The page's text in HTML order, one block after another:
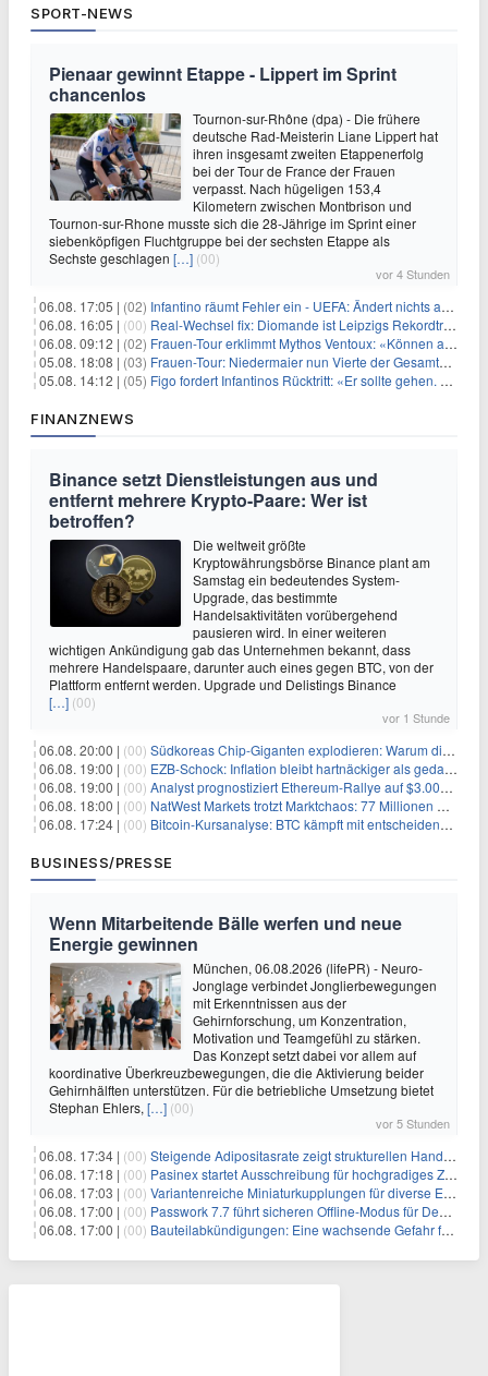
SPORT-NEWS
Pienaar gewinnt Etappe - Lippert im Sprint
chancenlos
Tournon-sur-Rhône (dpa) - Die frühere
deutsche Rad-Meisterin Liane Lippert hat
ihren insgesamt zweiten Etappenerfolg
bei der Tour de France der Frauen
verpasst. Nach hügeligen 153,4
Kilometern zwischen Montbrison und
Tournon-sur-Rhone musste sich die 28-Jährige im Sprint einer
siebenköpfigen Fluchtgruppe bei der sechsten Etappe als
Sechste geschlagen […] (00)
vor 4 Stunden
06.08. 17:05 | (02) Infantino räumt Fehler ein - UEFA: Ändert nichts an Boykott
06.08. 16:05 | (00) Real-Wechsel fix: Diomande ist Leipzigs Rekordtransfer
06.08. 09:12 | (02) Frauen-Tour erklimmt Mythos Ventoux: «Können alles schaffen»
05.08. 18:08 | (03) Frauen-Tour: Niedermaier nun Vierte der Gesamtwertung
05.08. 14:12 | (05) Figo fordert Infantinos Rücktritt: «Er sollte gehen. Jetzt»
FINANZNEWS
Binance setzt Dienstleistungen aus und
entfernt mehrere Krypto-Paare: Wer ist
betroffen?
Die weltweit größte
Kryptowährungsbörse Binance plant am
Samstag ein bedeutendes System-
Upgrade, das bestimmte
Handelsaktivitäten vorübergehend
pausieren wird. In einer weiteren
wichtigen Ankündigung gab das Unternehmen bekannt, dass
mehrere Handelspaare, darunter auch eines gegen BTC, von der
Plattform entfernt werden. Upgrade und Delistings Binance
[…] (00)
vor 1 Stunde
06.08. 20:00 | (00) Südkoreas Chip-Giganten explodieren: Warum dieser Rekord-Tag die KI-Branche erschüttert
06.08. 19:00 | (00) EZB-Schock: Inflation bleibt hartnäckiger als gedacht – 2027 wird zum kritischen Test
06.08. 19:00 | (00) Analyst prognostiziert Ethereum-Rallye auf $3.000 nach entscheidendem On-Chain-Ausbruch
06.08. 18:00 | (00) NatWest Markets trotzt Marktchaos: 77 Millionen Pfund Gewinn im ersten Halbjahr
06.08. 17:24 | (00) Bitcoin-Kursanalyse: BTC kämpft mit entscheidender $65K-Hürde, während sich ein Liquidationscluster aufbaut
BUSINESS/PRESSE
Wenn Mitarbeitende Bälle werfen und neue
Energie gewinnen
München, 06.08.2026 (lifePR) - Neuro-
Jonglage verbindet Jonglierbewegungen
mit Erkenntnissen aus der
Gehirnforschung, um Konzentration,
Motivation und Teamgefühl zu stärken.
Das Konzept setzt dabei vor allem auf
koordinative Überkreuzbewegungen, die die Aktivierung beider
Gehirnhälften unterstützen. Für die betriebliche Umsetzung bietet
Stephan Ehlers, […] (00)
vor 5 Stunden
06.08. 17:34 | (00) Steigende Adipositasrate zeigt strukturellen Handlungsbedarf bei der Ernährung schulpflichtiger Kinder
06.08. 17:18 | (00) Pasinex startet Ausschreibung für hochgradiges Zinksulfidkonzentrat mit Germanium- und Silbergehalten und stellt ein Betriebsupdate bereit
06.08. 17:03 | (00) Variantenreiche Miniaturkupplungen für diverse Einsatzbereiche
06.08. 17:00 | (00) Passwork 7.7 führt sicheren Offline-Modus für Desktop- und Mobile-Apps ein
06.08. 17:00 | (00) Bauteilabkündigungen: Eine wachsende Gefahr für industrielle Elektroniksysteme